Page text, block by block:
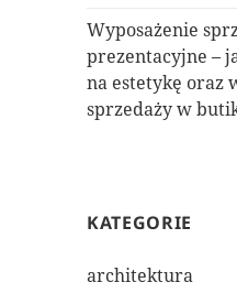
Wyposażenie
prezentacyjne –
na estetykę oraz
sprzedaży w
KATEGORIE
architektura